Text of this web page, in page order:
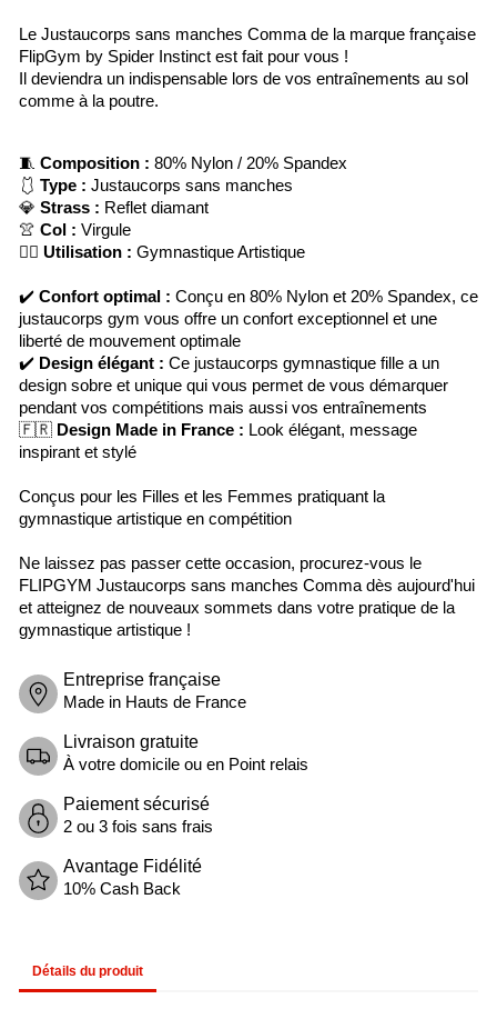
Le Justaucorps sans manches Comma de la marque française
FlipGym by Spider Instinct est fait pour vous !
Il deviendra un indispensable lors de vos entraînements au sol
comme à la poutre.
🧵 Composition : 80% Nylon / 20% Spandex
🩱 Type : Justaucorps sans manches
💎 Strass : Reflet diamant
👚 Col : Virgule
🤸‍♀️ Utilisation : Gymnastique Artistique
✔️ Confort optimal : Conçu en 80% Nylon et 20% Spandex, ce
justaucorps gym vous offre un confort exceptionnel et une
liberté de mouvement optimale
✔️ Design élégant : Ce justaucorps gymnastique fille a un
design sobre et unique qui vous permet de vous démarquer
pendant vos compétitions mais aussi vos entraînements
🇫🇷 Design Made in France : Look élégant, message
inspirant et stylé
Conçus pour les Filles et les Femmes pratiquant la
gymnastique artistique en compétition
Ne laissez pas passer cette occasion, procurez-vous le
FLIPGYM Justaucorps sans manches Comma dès aujourd'hui
et atteignez de nouveaux sommets dans votre pratique de la
gymnastique artistique !
Entreprise française
Made in Hauts de France
Livraison gratuite
À votre domicile ou en Point relais
Paiement sécurisé
2 ou 3 fois sans frais
Avantage Fidélité
10% Cash Back
Détails du produit